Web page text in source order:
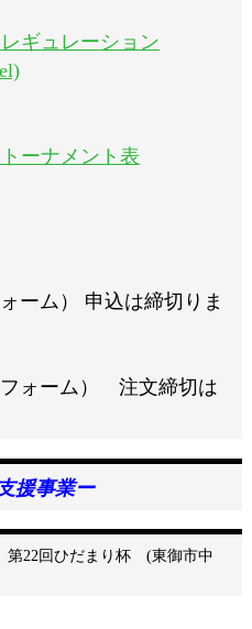
ギュレーション
ーナメント表
ーム） 申込は締切りま
ォーム） 注文締切は
援事業ー
22回ひだまり杯 (東御市中